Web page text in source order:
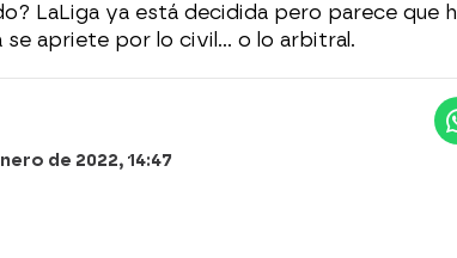
LaLiga ya está decidida pero parece que
se apriete por lo civil... o lo arbitral.
de 2022, 14:47